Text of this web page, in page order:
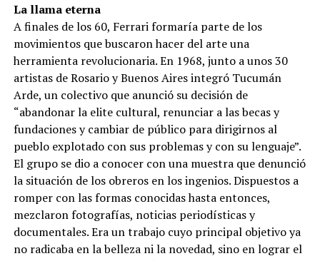
La llama eterna
A finales de los 60, Ferrari formaría parte de los
movimientos que buscaron hacer del arte una
herramienta revolucionaria. En 1968, junto a unos 30
artistas de Rosario y Buenos Aires integró Tucumán
Arde, un colectivo que anunció su decisión de
“abandonar la elite cultural, renunciar a las becas y
fundaciones y cambiar de público para dirigirnos al
pueblo explotado con sus problemas y con su lenguaje”.
El grupo se dio a conocer con una muestra que denunció
la situación de los obreros en los ingenios. Dispuestos a
romper con las formas conocidas hasta entonces,
mezclaron fotografías, noticias periodísticas y
documentales. Era un trabajo cuyo principal objetivo ya
no radicaba en la belleza ni la novedad, sino en lograr el